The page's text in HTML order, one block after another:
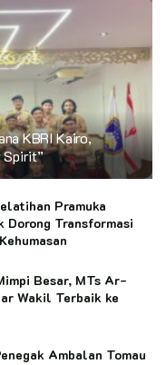
KBRI Kairo,
Spirit”
Pramuka
Dorong Transformasi
Besar, MTs Ar-
Wakil Terbaik ke
Ambalan Tomau